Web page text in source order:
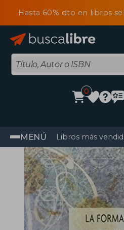
Hasta 60% dto en libros
0
MENÚ Libros más